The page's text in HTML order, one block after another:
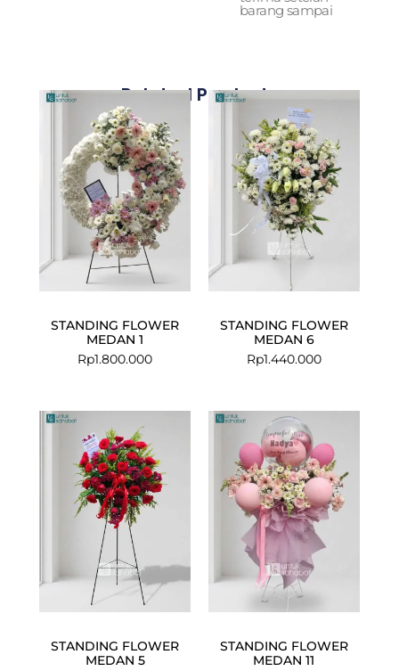
barang sampai
Related Products
STANDING FLOWER
MEDAN 1
Rp1.800.000
STANDING FLOWER
MEDAN 6
Rp1.440.000
STANDING FLOWER
MEDAN 5
STANDING FLOWER
MEDAN 11